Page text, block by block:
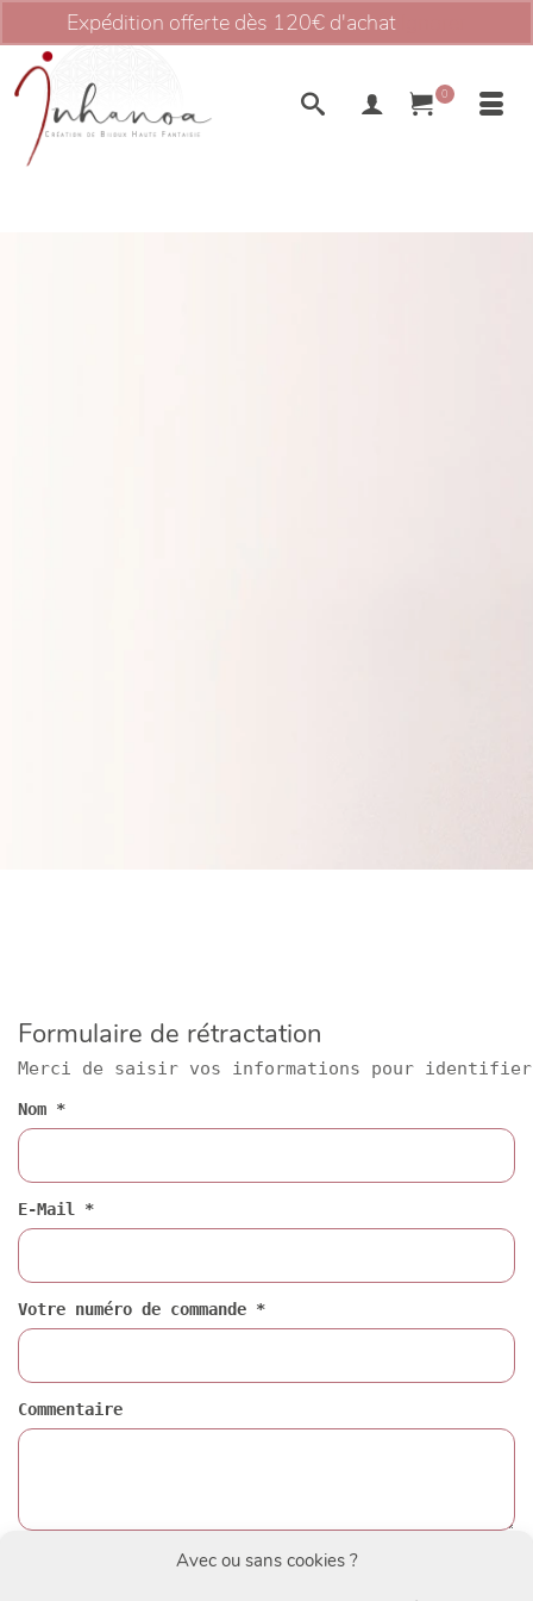
Avec ou sans cookies ?
Expédition offerte dès 120€ d'achat
0
Formulaire de rétractation
Merci de saisir vos informations pour identifier
Nom *
E-Mail *
Votre numéro de commande *
Commentaire